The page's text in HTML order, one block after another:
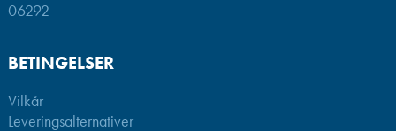
06292
BETINGELSER
Vilkår
Leveringsalternativer